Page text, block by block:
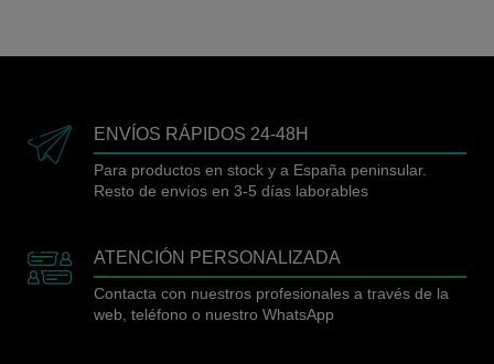
ENVÍOS RÁPIDOS 24-48H
Para productos en stock y a España peninsular.
Resto de envíos en 3-5 días laborables
ATENCIÓN PERSONALIZADA
Contacta con nuestros profesionales a través de la
web, teléfono o nuestro WhatsApp